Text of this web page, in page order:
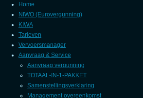
Home
NIWO (Eurovergunning)
KIWA
Tarieven
Vervoersmanager
Aanvraag & Service
Aanvraag vergunning
TOTAAL-IN-1-PAKKET
Samenstellingsverklaring
Management overeenkomst